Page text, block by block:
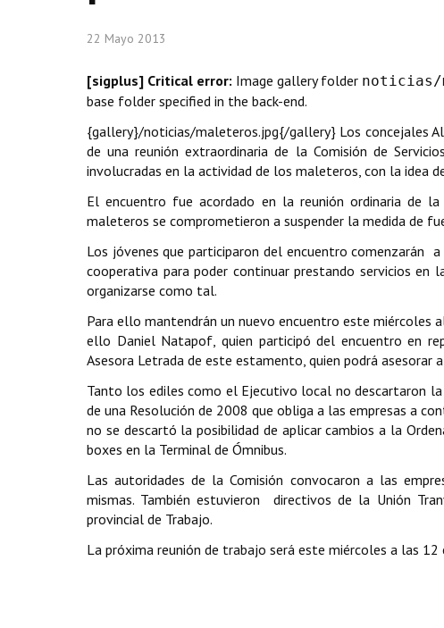
22 Mayo 2013
[sigplus] Critical error: Image gallery folder noticias/
base folder specified in the back-end.
{gallery}/noticias/maleteros.jpg{/gallery} Los concejales
de una reunión extraordinaria de la Comisión de
involucradas en la actividad de los maleteros, con la idea
El encuentro fue acordado en la reunión ordinaria de
maleteros se comprometieron a suspender la medida de
Los jóvenes que participaron del encuentro comenzarán
cooperativa para poder continuar prestando servicios en
organizarse como tal.
Para ello mantendrán un nuevo encuentro este miércoles
ello Daniel Natapof, quien participó del encuentro en
Asesora Letrada de este estamento, quien podrá asesorar
Tanto los ediles como el Ejecutivo local no descartaron
de una Resolución de 2008 que obliga a las empresas a
no se descartó la posibilidad de aplicar cambios a la
boxes en la Terminal de Ómnibus.
Las autoridades de la Comisión convocaron a las
mismas. También estuvieron directivos de la Unión
provincial de Trabajo.
La próxima reunión de trabajo será este miércoles a las 12